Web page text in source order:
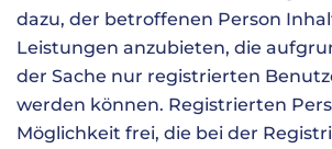
dazu, der betroffenen Person
Leistungen anzubieten, die
der Sache nur registrierten
werden können. Registrierten
Möglichkeit frei, die bei der